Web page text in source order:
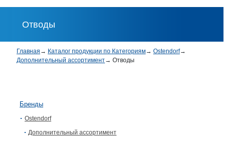
Отводы
Главная → Каталог продукции по Категориям→ Ostendorf→
Дополнительный ассортимент→ Отводы
Бренды
Ostendorf
Дополнительный ассортимент